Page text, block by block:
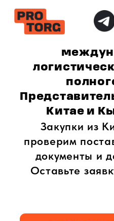
логистическая
полного цикла.
Представительства
Китае и
проверим
документы и
Оставьте заявку прямо
ОСТАВИТЬ